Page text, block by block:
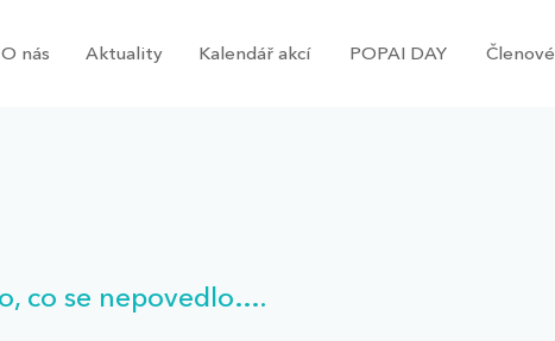
O nás Aktuality Kalendář akcí POPAI DAY Členové
co se nepovedlo….